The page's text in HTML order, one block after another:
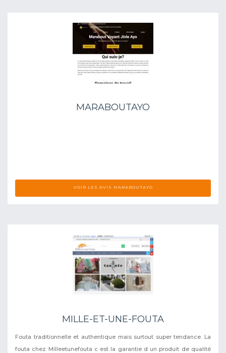
MARABOUTAYO
VOIR LES AVIS MARABOUTAYO
MILLE-ET-UNE-FOUTA
Fouta traditionnelle et authentique mais surtout super tendance. La
fouta chez Milleetunefouta c est la garantie d un produit de qualité